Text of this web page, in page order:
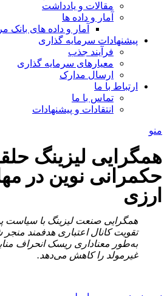
مقالات و یادداشت
آمار و داده ها
آمار و داده های بانک
پیشنهادات سرمایه گذاری
فرآیند جذب
معیارهای سرمایه گذاری
ارسال مدارک
ارتباط با ما
تماس با ما
انتقادات و پیشنهادات
منو
همگرایی لیزینگ
حکمرانی نوین در
ارزی
همگرایی صنعت لیزینگ با سیاست
تقویت کانال اعتباری هدفمند منجر
به‌طور معناداری ریسک انحراف
غیرمولد را کاهش می‌دهد.